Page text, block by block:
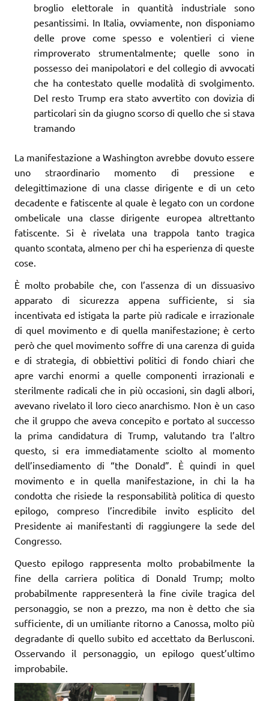
broglio elettorale in quantità industriale sono
pesantissimi. In Italia, ovviamente, non disponiamo
delle prove come spesso e volentieri ci viene
rimproverato strumentalmente; quelle sono in
possesso dei manipolatori e del collegio di avvocati
che ha contestato quelle modalità di svolgimento.
Del resto Trump era stato avvertito con dovizia di
particolari sin da giugno scorso di quello che si stava
tramando
La manifestazione a Washington avrebbe dovuto essere
uno straordinario momento di pressione e
delegittimazione di una classe dirigente e di un ceto
decadente e fatiscente al quale è legato con un cordone
ombelicale una classe dirigente europea altrettanto
fatiscente. Si è rivelata una trappola tanto tragica
quanto scontata, almeno per chi ha esperienza di queste
cose.
È molto probabile che, con l’assenza di un dissuasivo
apparato di sicurezza appena sufficiente, si sia
incentivata ed istigata la parte più radicale e irrazionale
di quel movimento e di quella manifestazione; è certo
però che quel movimento soffre di una carenza di guida
e di strategia, di obbiettivi politici di fondo chiari che
apre varchi enormi a quelle componenti irrazionali e
sterilmente radicali che in più occasioni, sin dagli albori,
avevano rivelato il loro cieco anarchismo. Non è un caso
che il gruppo che aveva concepito e portato al successo
la prima candidatura di Trump, valutando tra l’altro
questo, si era immediatamente sciolto al momento
dell’insediamento di “the Donald”. È quindi in quel
movimento e in quella manifestazione, in chi la ha
condotta che risiede la responsabilità politica di questo
epilogo, compreso l’incredibile invito esplicito del
Presidente ai manifestanti di raggiungere la sede del
Congresso.
Questo epilogo rappresenta molto probabilmente la
fine della carriera politica di Donald Trump; molto
probabilmente rappresenterà la fine civile tragica del
personaggio, se non a prezzo, ma non è detto che sia
sufficiente, di un umiliante ritorno a Canossa, molto più
degradante di quello subito ed accettato da Berlusconi.
Osservando il personaggio, un epilogo quest’ultimo
improbabile.